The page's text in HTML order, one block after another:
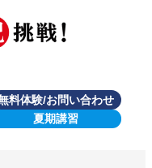
料体験/お問い合わせ
夏期講習